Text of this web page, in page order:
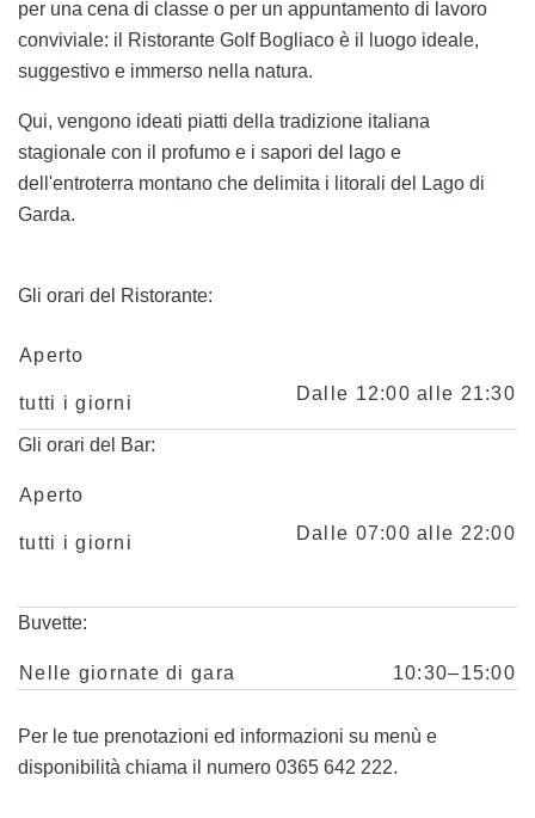
per una cena di classe o per un appuntamento di lavoro
conviviale: il Ristorante Golf Bogliaco è il luogo ideale,
suggestivo e immerso nella natura.
Qui, vengono ideati piatti della tradizione italiana
stagionale con il profumo e i sapori del lago e
dell'entroterra montano che delimita i litorali del Lago di
Garda.
Gli orari del Ristorante:
Aperto
tutti i giorni Dalle 12:00 alle 21:30
Gli orari del Bar:
Aperto
tutti i giorni Dalle 07:00 alle 22:00
Buvette:
Nelle giornate di gara 10:30–15:00
Per le tue prenotazioni ed informazioni su menù e
disponibilità chiama il numero 0365 642 222.